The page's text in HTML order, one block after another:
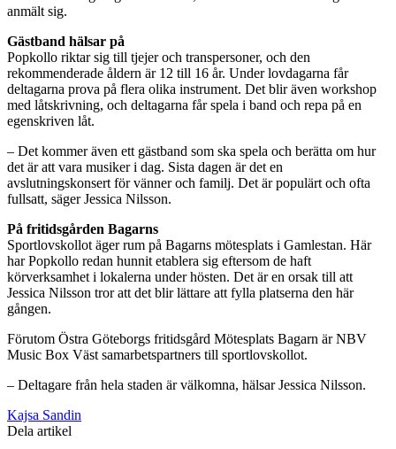
anmält sig.
Gästband hälsar på
Popkollo riktar sig till tjejer och transpersoner, och den
rekommenderade åldern är 12 till 16 år. Under lovdagarna får
deltagarna prova på flera olika instrument. Det blir även workshop
med låtskrivning, och deltagarna får spela i band och repa på en
egenskriven låt.
– Det kommer även ett gästband som ska spela och berätta om hur
det är att vara musiker i dag. Sista dagen är det en
avslutningskonsert för vänner och familj. Det är populärt och ofta
fullsatt, säger Jessica Nilsson.
På fritidsgården Bagarns
Sportlovskollot äger rum på Bagarns mötesplats i Gamlestan. Här
har Popkollo redan hunnit etablera sig eftersom de haft
körverksamhet i lokalerna under hösten. Det är en orsak till att
Jessica Nilsson tror att det blir lättare att fylla platserna den här
gången.
Förutom Östra Göteborgs fritidsgård Mötesplats Bagarn är NBV
Music Box Väst samarbetspartners till sportlovskollot.
– Deltagare från hela staden är välkomna, hälsar Jessica Nilsson.
Kajsa Sandin
Dela artikel